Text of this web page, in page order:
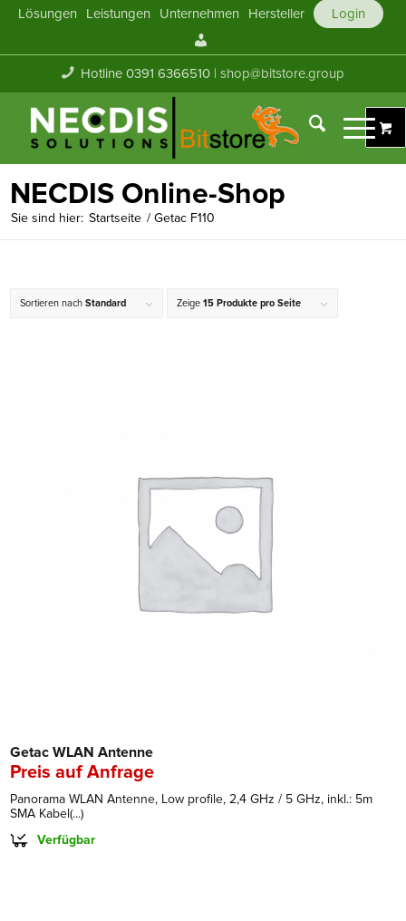
Lösungen Leistungen Unternehmen Hersteller
Login
Konto
Hotline 0391 6366510 |shop@bitstore.group
NECDIS Online-Shop
Sie sind hier: Startseite / Getac F110
Sortieren nachStandard Zeige15 Produkte pro Seite
Getac WLAN Antenne
Preis auf Anfrage
Panorama WLAN Antenne, Low profile, 2,4 GHz / 5 GHz, inkl.: 5m
SMA Kabel(...)
Verfügbar